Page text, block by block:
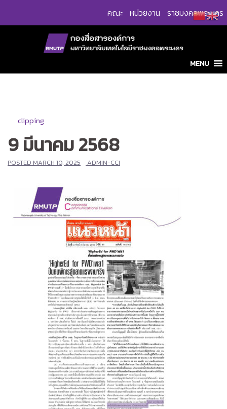
คณะ หน่วยงาน ราชมงคลพระนคร
MENU
clipping
9 มีนาคม 2568
POSTED MARCH 10, 2025 ADMIN-CCI